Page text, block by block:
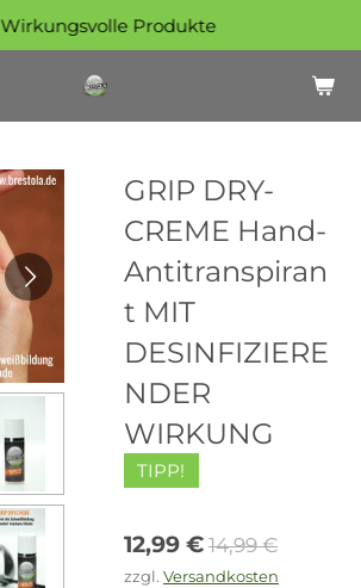
Wirkungsvolle Produkte
GRIP DRY-
CREME Hand-
Antitranspiran
t MIT
DESINFIZIERE
NDER
WIRKUNG
TIPP!
12,99 € 14,99 €
zzgl. Versandkosten